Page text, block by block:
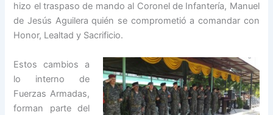
hizo el traspaso de mando al Coronel de Infantería, Manuel
de Jesús Aguilera quién se comprometió a comandar con
Honor, Lealtad y Sacrificio.
Estos cambios a
lo interno de
Fuerzas Armadas,
forman parte del